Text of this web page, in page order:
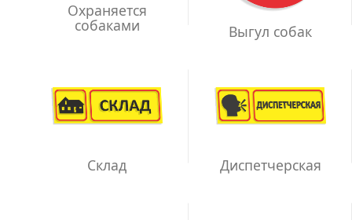
Охраняется
собаками Выгул собак
Склад Диспетчерская